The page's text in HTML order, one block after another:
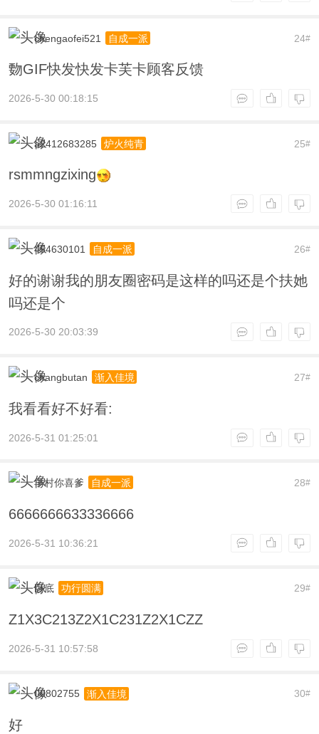
24#
chengaofei521 自成一派
覅GIF快发快发卡芙卡顾客反馈
2026-5-30 00:18:15
25#
a2412683285 炉火纯青
rsmmngzixing
2026-5-30 01:16:11
26#
454630101 自成一派
好的谢谢我的朋友圈密码是这样的吗还是个扶她
吗还是个
2026-5-30 20:03:39
27#
changbutan 渐入佳境
我看看好不好看:
2026-5-31 01:25:01
28#
羊村你喜爹 自成一派
6666666633336666
2026-5-31 10:36:21
29#
卧底 功行圆满
Z1X3C213Z2X1C231Z2X1CZZ
2026-5-31 10:57:58
30#
00802755 渐入佳境
好